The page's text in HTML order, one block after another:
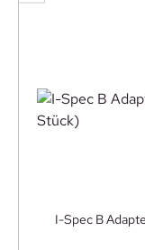
I-Spec B